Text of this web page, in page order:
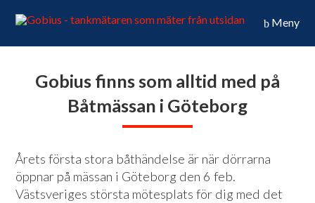
Meny
Gobius finns som alltid med på
Båtmässan i Göteborg
Årets första stora båthändelse är när dörrarna
öppnar på mässan i Göteborg den 6 feb.
Västsveriges största mötesplats för dig med det